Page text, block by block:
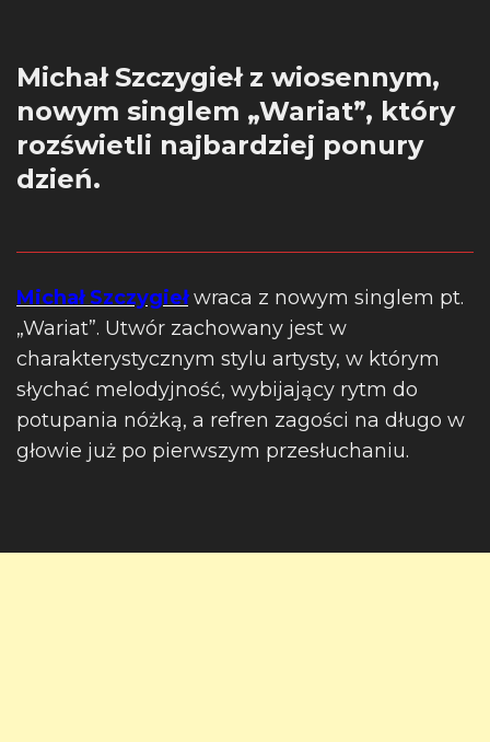
Michał Szczygieł z wiosennym,
nowym singlem „Wariat”, który
rozświetli najbardziej ponury
dzień.
Michał Szczygiełwraca z nowym singlem pt.
„Wariat”. Utwór zachowany jest w
charakterystycznym stylu artysty, w którym
słychać melodyjność, wybijający rytm do
potupania nóżką, a refren zagości na długo w
głowie już po pierwszym przesłuchaniu.